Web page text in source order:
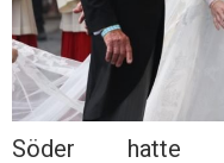
Söder hatte